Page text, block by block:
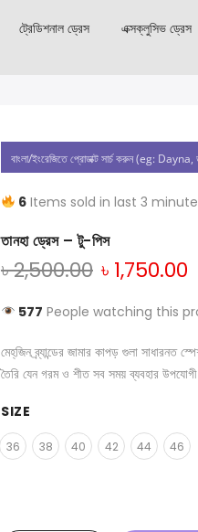
ট্রেডিশনাল ড্রেস এক্সক্লুসিভ ড্রেস
6Items sold in last 3
তানহা ড্রেস – টু-পিস
৳2,500.00 ৳ 1,750.00
577 People watching this
মেহ্‌জিন ব্র্যান্ডের জামার কাপড় গুলা
তৈরি যেন গরম ও শীত সব সময় ব্যবহার
SIZE
36 38 40 42 44 46